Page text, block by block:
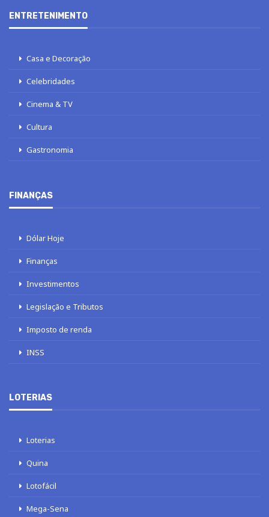
ENTRETENIMENTO
Casa e Decoração
Celebridades
Cinema & TV
Cultura
Gastronomia
FINANÇAS
Dólar Hoje
Finanças
Investimentos
Legislação e Tributos
Imposto de renda
INSS
LOTERIAS
Loterias
Quina
Lotofácil
Mega-Sena